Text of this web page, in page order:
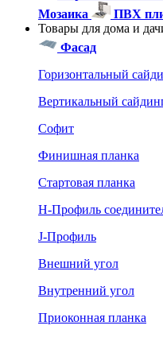
Мозаика
ПВХ
Товары для дома и
Фасад
Горизонтальный
Вертикальный
Софит
Финишная планка
Стартовая планка
Н-Профиль
J-Профиль
Внешний угол
Внутренний угол
Приоконная планка